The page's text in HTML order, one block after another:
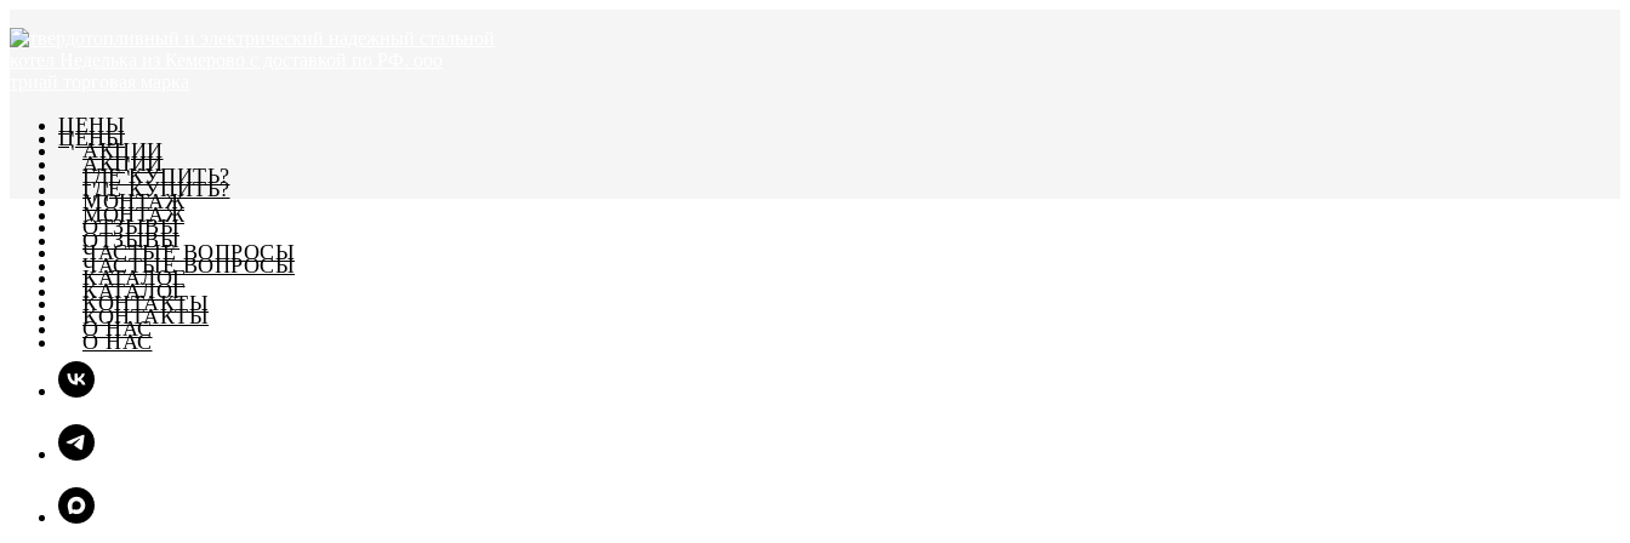
ЦЕНЫ
АКЦИИ
ГДЕ КУПИТЬ?
МОНТАЖ
ОТЗЫВЫ
ЧАСТЫЕ ВОПРОСЫ
КАТАЛОГ
КОНТАКТЫ
О НАС
ЦЕНЫ
АКЦИИ
ГДЕ КУПИТЬ?
МОНТАЖ
ОТЗЫВЫ
ЧАСТЫЕ ВОПРОСЫ
КАТАЛОГ
КОНТАКТЫ
О НАС